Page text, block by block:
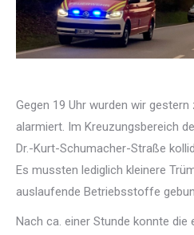
Gegen 19 Uhr wurden wir gestern
alarmiert. Im Kreuzungsbereich
Dr.-Kurt-Schumacher-Straße
Es mussten lediglich kleinere
auslaufende Betriebsstoffe
Nach ca. einer Stunde konnte die